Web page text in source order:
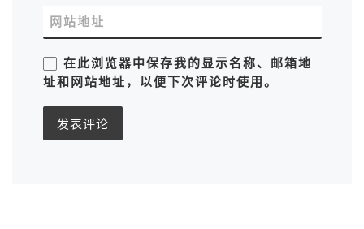
网站地址
在此浏览器中保存我的显示名称、邮箱地
址和网站地址，以便下次评论时使用。